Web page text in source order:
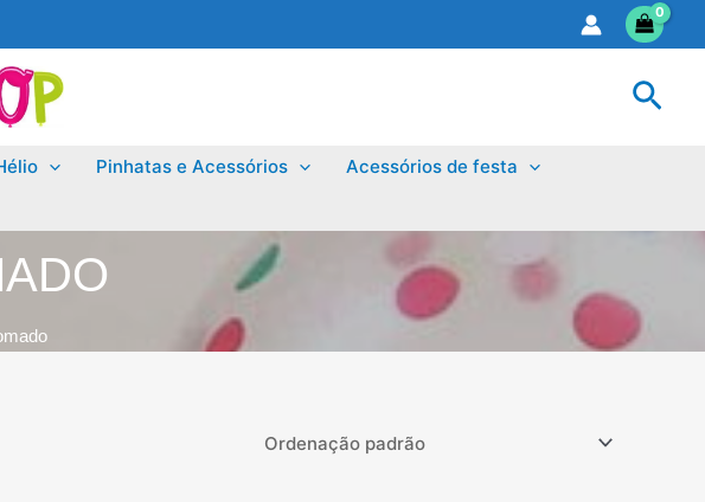
Pinhatas e Acessórios
Acessórios de festa